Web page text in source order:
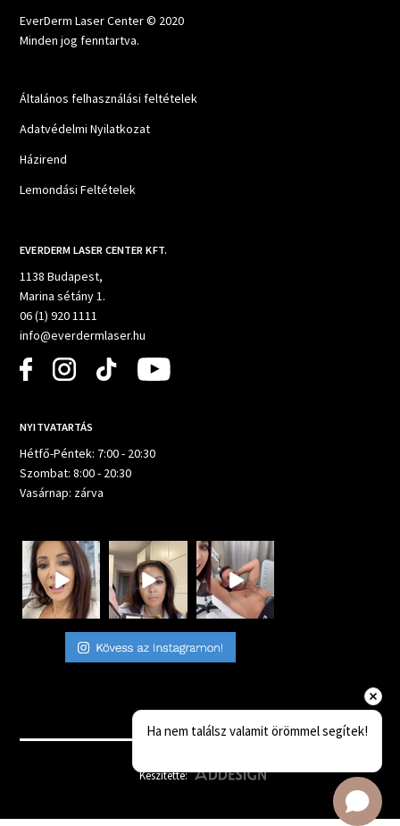
EverDerm Laser Center © 2020
Minden jog fenntartva.
Általános felhasználási feltételek
Adatvédelmi Nyilatkozat
Házirend
Lemondási Feltételek
EVERDERM LASER CENTER KFT.
1138 Budapest,
Marina sétány 1.
06 (1) 920 1111
info@everdermlaser.hu
NYITVATARTÁS
Hétfő-Péntek: 7:00 - 20:30
Szombat: 8:00 - 20:30
Vasárnap: zárva
Készítette:
Ha nem találsz valamit örömmel segítek!